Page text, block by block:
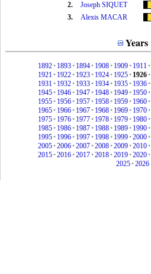
2.
Joseph SIQUET
3.
Alexis MACAR
Years
1892• 1893• 1894• 1908• 1909• 1911•
1921• 1922• 1923• 1924• 1925• 1926•
1931• 1932• 1933• 1934• 1935• 1936•
1945• 1946• 1947• 1948• 1949• 1950•
1955• 1956• 1957• 1958• 1959• 1960•
1965• 1966• 1967• 1968• 1969• 1970•
1975• 1976• 1977• 1978• 1979• 1980•
1985• 1986• 1987• 1988• 1989• 1990•
1995• 1996• 1997• 1998• 1999•2000•
2005•2006•2007•2008•2009•2010•
2015•2016•2017•2018•2019•2020•
2025•2026